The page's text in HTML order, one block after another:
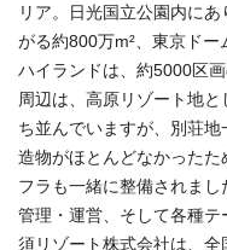
リア。日光国立公園内に
がる約800万m²、東京ド
ハイランドは、約5000区
周辺は、高原リゾート地
ち並んでいますが、別荘
造物がほとんどなかった
フラも一緒に整備されま
管理・運営、そして各種
須リゾート株式会社は、